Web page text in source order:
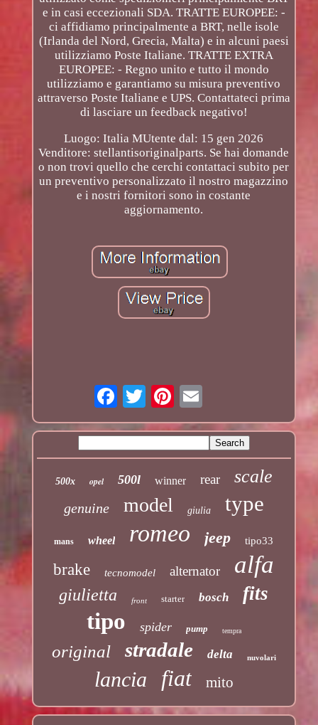
e in casi eccezionali SDA. TRATTE EUROPEE: -
ci affidiamo principalmente a BRT, nelle isole
(Irlanda del Nord, Grecia, Malta) e in alcuni paesi
utilizziamo Poste Italiane. TRATTE EXTRA
EUROPEE: - Regno unito e tutto il mondo
utilizziamo e garantiamo su misura preventivo
attraverso Poste Italiane e UPS. Contattateci prima
di lasciare un feedback negativo!
Luogo: Italia MUtente dal: 15 gen 2026
Venditore: stellantisoriginalparts. Se hai domande
o non trovi quello che cerchi contattaci subito per
un preventivo personalizzato il nostro magazzino
e i nostri fornitori sono in costante
aggiornamento.
500x opel 500l winner rear scale
genuine model giulia type
mans wheel romeo jeep tipo33
brake tecnomodel alternator alfa
giulietta front starter bosch fits
tipo spider pump tempra
original stradale delta nuvolari
lancia fiat mito